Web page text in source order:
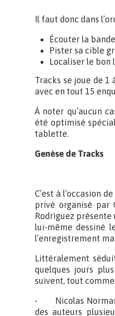
Il faut donc dans
Écouter la
Pister sa cible
Localiser le bon
Tracks se joue de 1
avec en tout 15
À noter qu’aucun
été optimisé
tablette.
Genèse de Tracks
C’est à l’occasion
privé organisé par
Rodrìguez présente
lui-même dessiné
l’enregistrement
Littéralement
quelques jours
suivent, tout
- Nicolas
des auteurs